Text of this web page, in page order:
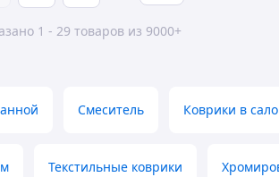
1 - 29 товаров из 9000+
Смеситель Коврики в
Текстильные коврики